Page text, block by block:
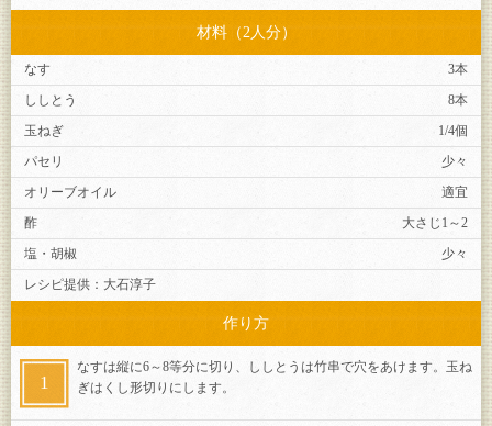
材料（2人分）
なす
3本
ししとう
8本
玉ねぎ
1/4個
パセリ
少々
オリーブオイル
適宜
酢
大さじ1～2
塩・胡椒
少々
レシピ提供： 大石淳子
作り方
なすは縦に6～8等分に切り、ししとうは竹串で穴をあけます。玉ね
ぎはくし形切りにします。